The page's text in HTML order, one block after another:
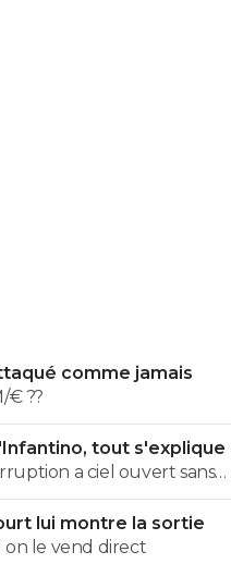
comme jamais
€ ??
tout s'explique
a ciel ouvert sans
l
et
lui montre la sortie
on le vend direct